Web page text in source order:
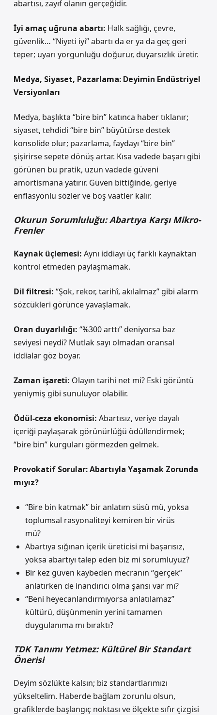
abartısı, zayıf olanın gerçeğidir.
İyi amaç uğruna abartı: Halk sağlığı, çevre,
güvenlik… “Niyeti iyi” abartı da er ya da geç geri
teper; uyarı yorgunluğu doğurur, duyarsızlık üretir.
Medya, Siyaset, Pazarlama: Deyimin Endüstriyel
Versiyonları
Medya, başlıkta “bire bin” katınca haber tıklanır;
siyaset, tehdidi “bire bin” büyütürse destek
konsolide olur; pazarlama, faydayı “bire bin”
şişirirse sepete dönüş artar. Kısa vadede başarı gibi
görünen bu pratik, uzun vadede güveni
amortismana yatırır. Güven bittiğinde, geriye
enflasyonlu sözler ve boş vaatler kalır.
Okurun Sorumluluğu: Abartıya Karşı Mikro-
Frenler
Kaynak üçlemesi: Aynı iddiayı üç farklı kaynaktan
kontrol etmeden paylaşmamak.
Dil filtresi: “Şok, rekor, tarihî, akılalmaz” gibi alarm
sözcükleri görünce yavaşlamak.
Oran duyarlılığı: “%300 arttı” deniyorsa baz
seviyesi neydi? Mutlak sayı olmadan oransal
iddialar göz boyar.
Zaman işareti: Olayın tarihi net mi? Eski görüntü
yeniymiş gibi sunuluyor olabilir.
Ödül-ceza ekonomisi: Abartısız, veriye dayalı
içeriği paylaşarak görünürlüğü ödüllendirmek;
“bire bin” kurguları görmezden gelmek.
Provokatif Sorular: Abartıyla Yaşamak Zorunda
mıyız?
“Bire bin katmak” bir anlatım süsü mü, yoksa
toplumsal rasyonaliteyi kemiren bir virüs
mü?
Abartıya sığınan içerik üreticisi mi başarısız,
yoksa abartıyı talep eden biz mi sorumluyuz?
Bir kez güven kaybeden mecranın “gerçek”
anlatırken de inandırıcı olma şansı var mı?
“Beni heyecanlandırmıyorsa anlatılamaz”
kültürü, düşünmenin yerini tamamen
duygulanıma mı bıraktı?
TDK Tanımı Yetmez: Kültürel Bir Standart
Önerisi
Deyim sözlükte kalsın; biz standartlarımızı
yükseltelim. Haberde bağlam zorunlu olsun,
grafiklerde başlangıç noktası ve ölçekte sıfır çizgisi